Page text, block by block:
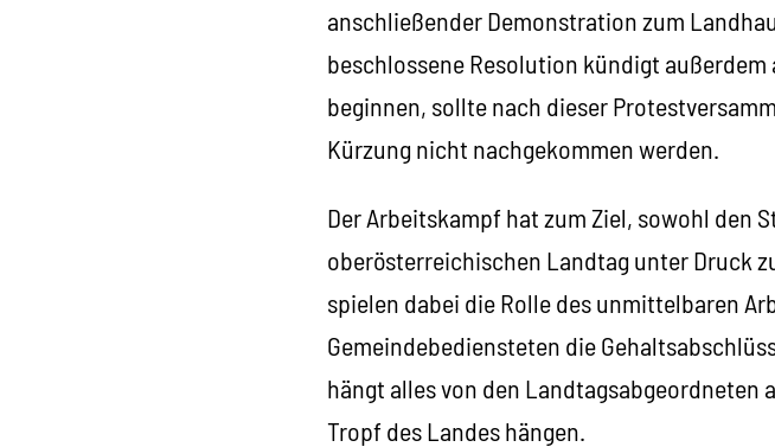
anschließender Demonstration zum
beschlossene Resolution kündigt außerdem
beginnen, sollte nach dieser
Kürzung nicht nachgekommen werden.
Der Arbeitskampf hat zum Ziel, sowohl den
oberösterreichischen Landtag unter Druck
spielen dabei die Rolle des unmittelbaren
Gemeindebediensteten die
hängt alles von den Landtagsabgeordneten
Tropf des Landes hängen.